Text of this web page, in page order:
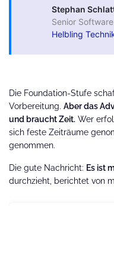
Stephan
Senior
Helbling
Die Foundation-Stufe
Vorbereitung. Aber das
und braucht Zeit. Wer
sich feste Zeiträume
genommen.
Die gute Nachricht: Es ist
durchzieht, berichtet von